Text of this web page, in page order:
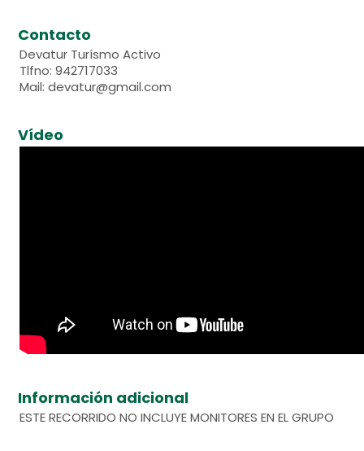
Contacto
Devatur Turísmo Activo
Tlfno: 942717033
Mail: devatur@gmail.com
Vídeo
Información adicional
ESTE RECORRIDO NO INCLUYE MONITORES EN EL GRUPO